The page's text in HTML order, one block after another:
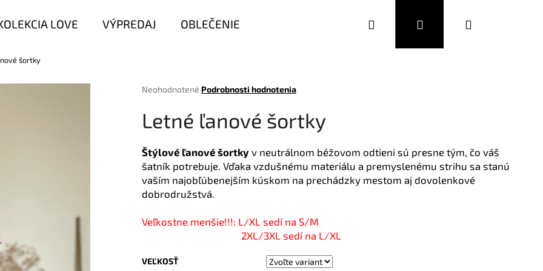
LOVE VÝPREDAJ OBLEČENIE MÓDNA OBUV
Hľadať PrihlásenieNákupný
šortky
Priemerné
produktu
z
5
hviezdičiek.
Neohodnotené Podrobnosti hodnotenia
Letné ľanové šortky
Štýlové ľanové šortky v neutrálnom béžovom odtieni sú presne tým, čo váš
šatník potrebuje. Vďaka vzdušnému materiálu a premyslenému strihu sa stanú
vaším najobľúbenejším kúskom na prechádzky mestom aj dovolenkové
dobrodružstvá.
Veľkostne menšie!!!: L/XL sedí na S/M
2XL/3XL sedí na L/XL
VEĽKOSŤ
Čo potrebujete nájsť?
HĽADAŤ